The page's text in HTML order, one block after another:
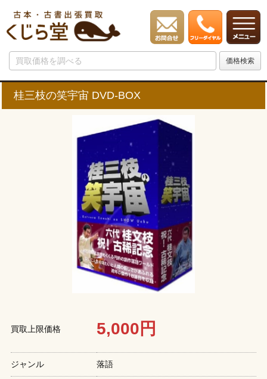
桂三枝の笑宇宙 DVD-BOX
買取上限価格 5,000円
ジャンル 落語